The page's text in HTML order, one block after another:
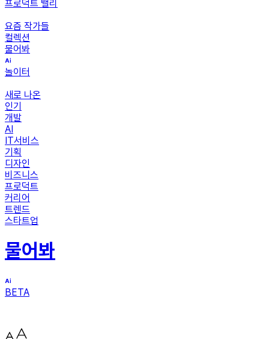
프로덕트 밸리
요즘 작가들
컬렉션
물어봐
놀이터
새로 나온
인기
개발
AI
IT서비스
기획
디자인
비즈니스
프로덕트
커리어
트렌드
스타트업
물어봐
BETA